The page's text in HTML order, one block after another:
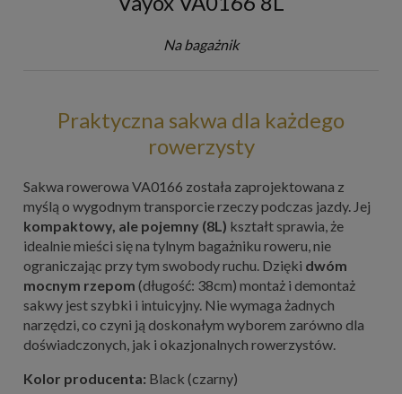
Na bagażnik
Praktyczna sakwa dla każdego
rowerzysty
Sakwa rowerowa VA0166 została zaprojektowana z
myślą o wygodnym transporcie rzeczy podczas jazdy. Jej
kompaktowy, ale pojemny (8L) kształt sprawia, że
idealnie mieści się na tylnym bagażniku roweru, nie
ograniczając przy tym swobody ruchu. Dzięki dwóm
mocnym rzepom (długość: 38cm) montaż i demontaż
sakwy jest szybki i intuicyjny. Nie wymaga żadnych
narzędzi, co czyni ją doskonałym wyborem zarówno dla
doświadczonych, jak i okazjonalnych rowerzystów.
Kolor producenta: Black (czarny)